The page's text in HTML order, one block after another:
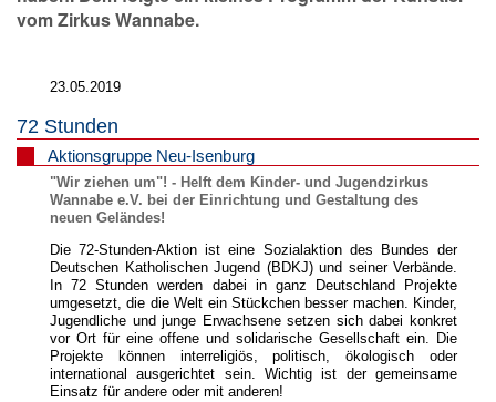
vom Zirkus Wannabe.
23.05.2019
72 Stunden
Aktionsgruppe Neu-Isenburg
"Wir ziehen um"! - Helft dem Kinder- und Jugendzirkus
Wannabe e.V. bei der Einrichtung und Gestaltung des
neuen Geländes!
Die 72-Stunden-Aktion ist eine Sozialaktion des Bundes der
Deutschen Katholischen Jugend (BDKJ) und seiner Verbände.
In 72 Stunden werden dabei in ganz Deutschland Projekte
umgesetzt, die die Welt ein Stückchen besser machen. Kinder,
Jugendliche und junge Erwachsene setzen sich dabei konkret
vor Ort für eine offene und solidarische Gesellschaft ein. Die
Projekte können interreligiös, politisch, ökologisch oder
international ausgerichtet sein. Wichtig ist der gemeinsame
Einsatz für andere oder mit anderen!